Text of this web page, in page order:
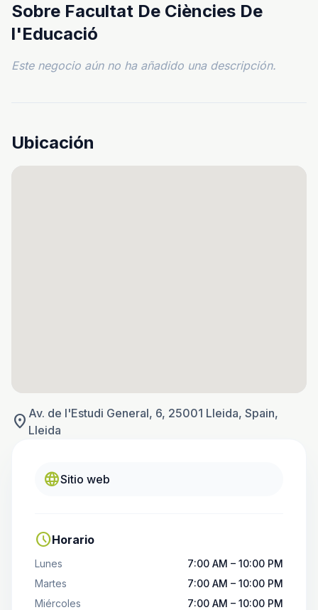
Sobre Facultat De Ciències De
l'Educació
Este negocio aún no ha añadido una descripción.
Ubicación
location_on Av. de I'Estudi General, 6, 25001 Lleida, Spain,
Lleida
languageSitio web
scheduleHorario
Lunes
7:00 AM – 10:00 PM
Martes
7:00 AM – 10:00 PM
Miércoles
7:00 AM – 10:00 PM